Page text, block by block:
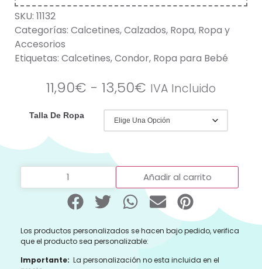
SKU: 11132
Categorías: Calcetines,Calzados, Ropa, Ropa y
Accesorios
Etiquetas: Calcetines,Condor, Ropa para Bebé
11,90€ - 13,50€ IVA Incluido
Talla De Ropa
Añadir al carrito
Los productos personalizados se hacen bajo pedido, verifica
que el producto sea personalizable:
Importante: La personalización no esta incluida en el